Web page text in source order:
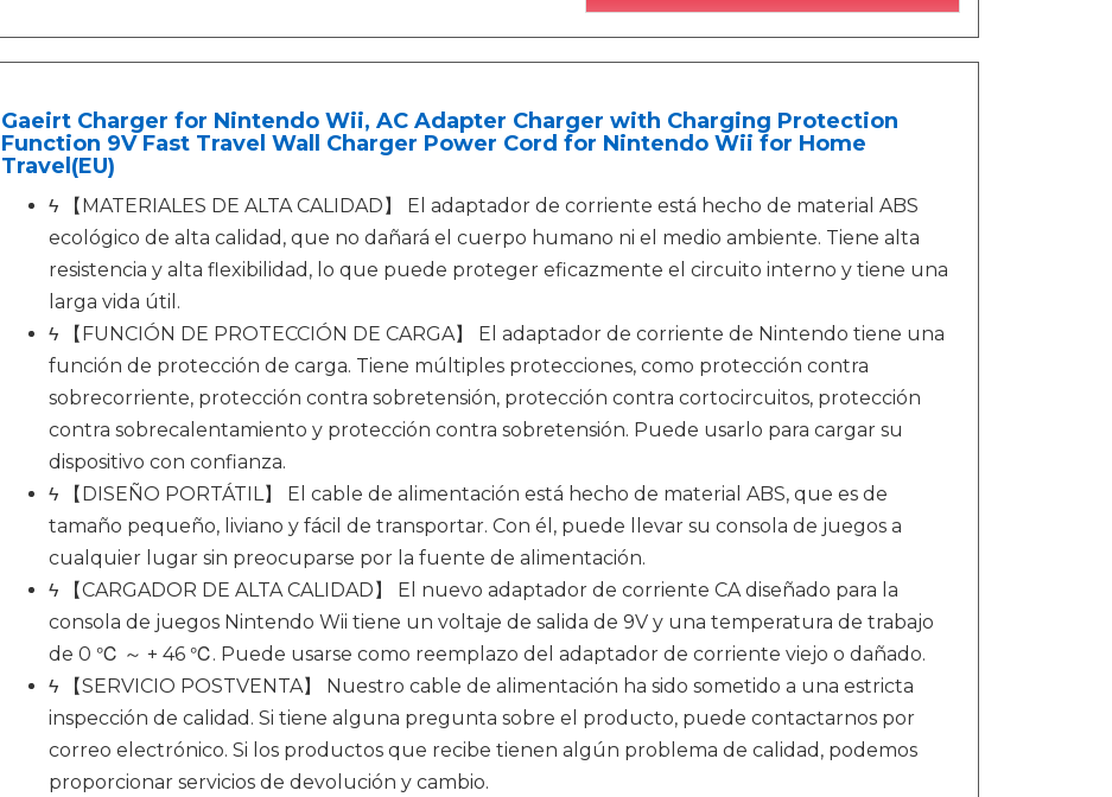
Gaeirt Charger for Nintendo Wii, AC Adapter Charger with Charging Protection
Function 9V Fast Travel Wall Charger Power Cord for Nintendo Wii for Home
Travel(EU)
ϟ 【MATERIALES DE ALTA CALIDAD】 El adaptador de corriente está hecho de material ABS
ecológico de alta calidad, que no dañará el cuerpo humano ni el medio ambiente. Tiene alta
resistencia y alta flexibilidad, lo que puede proteger eficazmente el circuito interno y tiene una
larga vida útil.
ϟ 【FUNCIÓN DE PROTECCIÓN DE CARGA】 El adaptador de corriente de Nintendo tiene una
función de protección de carga. Tiene múltiples protecciones, como protección contra
sobrecorriente, protección contra sobretensión, protección contra cortocircuitos, protección
contra sobrecalentamiento y protección contra sobretensión. Puede usarlo para cargar su
dispositivo con confianza.
ϟ 【DISEÑO PORTÁTIL】 El cable de alimentación está hecho de material ABS, que es de
tamaño pequeño, liviano y fácil de transportar. Con él, puede llevar su consola de juegos a
cualquier lugar sin preocuparse por la fuente de alimentación.
ϟ 【CARGADOR DE ALTA CALIDAD】 El nuevo adaptador de corriente CA diseñado para la
consola de juegos Nintendo Wii tiene un voltaje de salida de 9V y una temperatura de trabajo
de 0 ℃ ～ + 46 ℃. Puede usarse como reemplazo del adaptador de corriente viejo o dañado.
ϟ 【SERVICIO POSTVENTA】 Nuestro cable de alimentación ha sido sometido a una estricta
inspección de calidad. Si tiene alguna pregunta sobre el producto, puede contactarnos por
correo electrónico. Si los productos que recibe tienen algún problema de calidad, podemos
proporcionar servicios de devolución y cambio.